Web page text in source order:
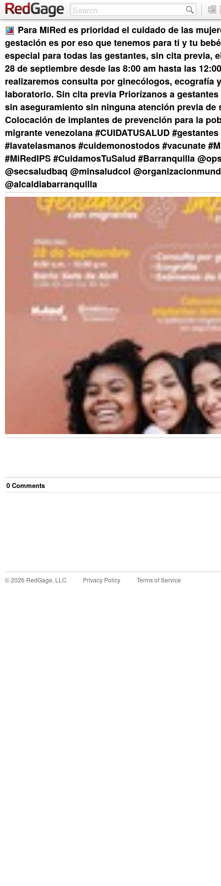
Para MiRed es prioridad el cuidado de las
gestación es por eso que tenemos para ti y tu
especial para todas las gestantes, sin cita previa,
28 de septiembre desde las 8:00 am hasta las
realizaremos consulta por ginecólogos, ecografía
laboratorio. Sin cita previa Priorízanos a
sin aseguramiento sin ninguna atención previa de
Colocación de implantes de prevención para la
migrante venezolana #CUIDATUSALUD #gestantes
#lavatelasmanos #cuidemonostodos #vacunate
#MiRedIPS #CuidamosTuSalud #Barranquilla
@secsaludbaq @minsaludcol
@alcaldiabarranquilla
0 Comments
©2026 RedGage, LLC Privacy Policy Terms of Service